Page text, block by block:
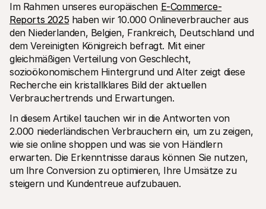
Werden Sie Teil der Entwickler-Community
Über Mollie
Preise
Sehen Sie sich unsere Preise an
Über uns
Unsere Story und Werte
News
Lesen Sie aktuelle Mollie-
Neuigkeiten
Karriere
Kontakt
Für Endkunden
Warum steht Mollie auf Ihrem Kontoauszug?
Für Mollie-Händler
Kontaktieren Sie unseren Händler-Support
Sales-Team kontaktieren
Erfahren Sie, wie wir Ihrem Unternehmen helfen können
Im Rahmen unseres europäischen E-Commerce-
Reports 2025 haben wir 10.000 Onlineverbraucher aus
den Niederlanden, Belgien, Frankreich, Deutschland und
dem Vereinigten Königreich befragt. Mit einer
gleichmäßigen Verteilung von Geschlecht,
sozioökonomischem Hintergrund und Alter zeigt diese
Recherche ein kristallklares Bild der aktuellen
Verbrauchertrends und Erwartungen.
In diesem Artikel tauchen wir in die Antworten von
2.000 niederländischen Verbrauchern ein, um zu zeigen,
wie sie online shoppen und was sie von Händlern
erwarten. Die Erkenntnisse daraus können Sie nutzen,
um Ihre Conversion zu optimieren, Ihre Umsätze zu
steigern und Kundentreue aufzubauen.